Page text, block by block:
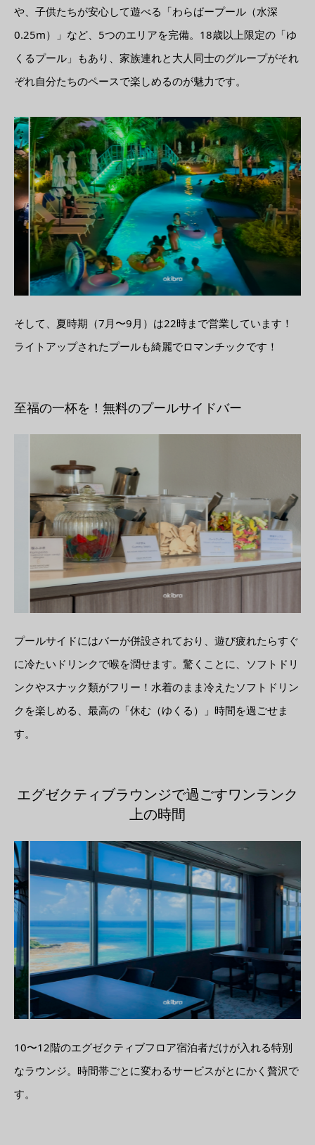
や、子供たちが安心して遊べる「わらばープール（水深
0.25m）」など、5つのエリアを完備。18歳以上限定の「ゆ
くるプール」もあり、家族連れと大人同士のグループがそれ
ぞれ自分たちのペースで楽しめるのが魅力です。
そして、夏時期（7月〜9月）は22時まで営業しています！
ライトアップされたプールも綺麗でロマンチックです！
至福の一杯を！無料のプールサイドバー
プールサイドにはバーが併設されており、遊び疲れたらすぐ
に冷たいドリンクで喉を潤せます。驚くことに、ソフトドリ
ンクやスナック類がフリー！水着のまま冷えたソフトドリン
クを楽しめる、最高の「休む（ゆくる）」時間を過ごせま
す。
エグゼクティブラウンジで過ごすワンランク
上の時間
10〜12階のエグゼクティブフロア宿泊者だけが入れる特別
なラウンジ。時間帯ごとに変わるサービスがとにかく贅沢で
す。